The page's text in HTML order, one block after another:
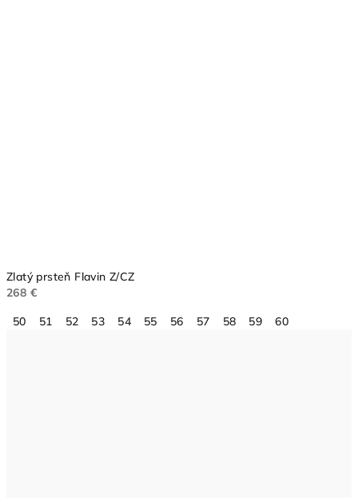
Zlatý prsteň Flavin Z/CZ
268 €
50
51 52 53 54 55 56 57 58 59 60